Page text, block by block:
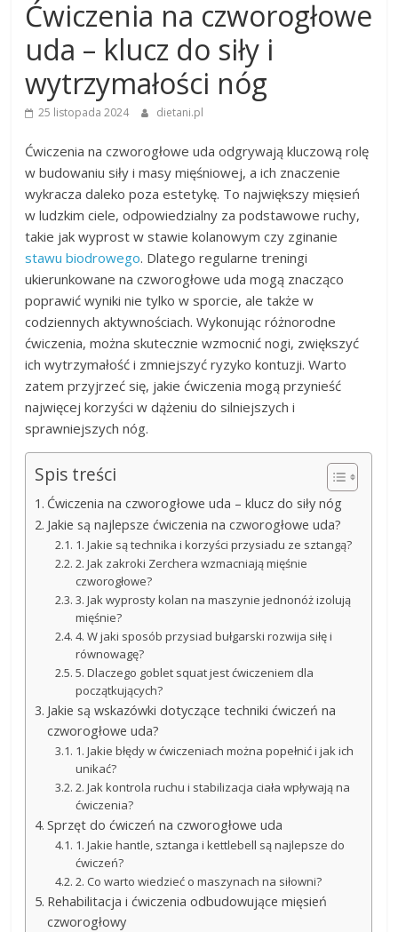
Ćwiczenia na czworogłowe
uda – klucz do siły i
wytrzymałości nóg
25 listopada 2024 dietani.pl
Ćwiczenia na czworogłowe uda odgrywają kluczową rolę
w budowaniu siły i masy mięśniowej, a ich znaczenie
wykracza daleko poza estetykę. To największy mięsień
w ludzkim ciele, odpowiedzialny za podstawowe ruchy,
takie jak wyprost w stawie kolanowym czy zginanie
stawu biodrowego. Dlatego regularne treningi
ukierunkowane na czworogłowe uda mogą znacząco
poprawić wyniki nie tylko w sporcie, ale także w
codziennych aktywnościach. Wykonując różnorodne
ćwiczenia, można skutecznie wzmocnić nogi, zwiększyć
ich wytrzymałość i zmniejszyć ryzyko kontuzji. Warto
zatem przyjrzeć się, jakie ćwiczenia mogą przynieść
najwięcej korzyści w dążeniu do silniejszych i
sprawniejszych nóg.
Spis treści
Ćwiczenia na czworogłowe uda – klucz do siły nóg
Jakie są najlepsze ćwiczenia na czworogłowe uda?
1. Jakie są technika i korzyści przysiadu ze sztangą?
2. Jak zakroki Zerchera wzmacniają mięśnie
czworogłowe?
3. Jak wyprosty kolan na maszynie jednonóż izolują
mięśnie?
4. W jaki sposób przysiad bułgarski rozwija siłę i
równowagę?
5. Dlaczego goblet squat jest ćwiczeniem dla
początkujących?
Jakie są wskazówki dotyczące techniki ćwiczeń na
czworogłowe uda?
1. Jakie błędy w ćwiczeniach można popełnić i jak ich
unikać?
2. Jak kontrola ruchu i stabilizacja ciała wpływają na
ćwiczenia?
Sprzęt do ćwiczeń na czworogłowe uda
1. Jakie hantle, sztanga i kettlebell są najlepsze do
ćwiczeń?
2. Co warto wiedzieć o maszynach na siłowni?
Rehabilitacja i ćwiczenia odbudowujące mięsień
czworogłowy